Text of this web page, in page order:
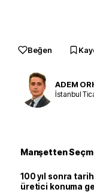
Beğen
ADEM
İstanbul
Manşetten
100 yıl sonra
üretici konuma